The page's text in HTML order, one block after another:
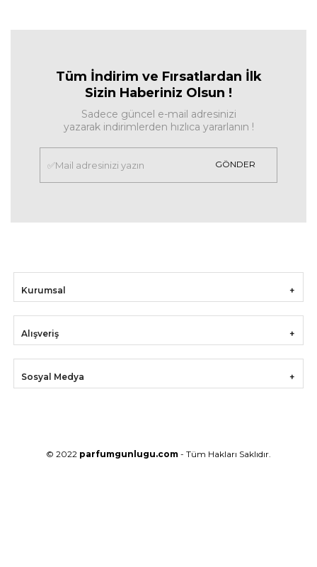
Tüm İndirim ve Fırsatlardan İlk
Sizin Haberiniz Olsun !
Sadece güncel e-mail adresinizi
yazarak indirimlerden hızlıca yararlanın !
GÖNDER
Kurumsal
Alışveriş
Sosyal Medya
© 2022 parfumgunlugu.com - Tüm Hakları Saklıdır.